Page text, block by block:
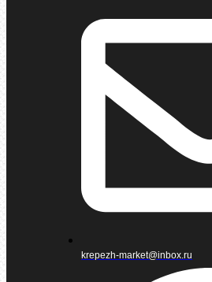
krepezh-market@inbox.ru